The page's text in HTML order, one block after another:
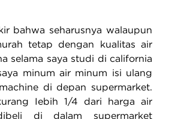
bahwa seharusnya walaupun
tetap dengan kualitas air
selama saya studi di california
minum air minum isi ulang
di depan supermarket.
Iebih 1/4 dari harga air
di dalam supermarket